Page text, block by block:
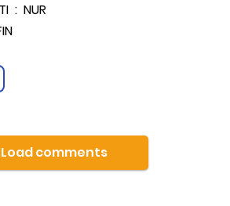
: NUR
Load comments